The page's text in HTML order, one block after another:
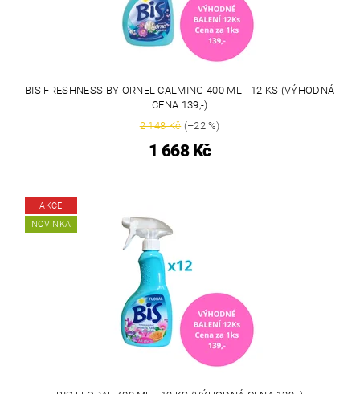
BIS FRESHNESS BY ORNEL CALMING 400 ML - 12 KS (VÝHODNÁ
CENA 139,-)
2 148 Kč(–22 %)
1 668 Kč
AKCE
NOVINKA